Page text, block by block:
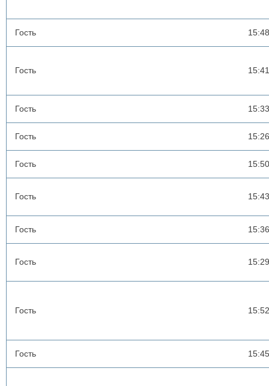
Гость 15:48
Гость 15:41
Гость 15:33
Гость 15:26
Гость 15:50
Гость 15:43
Гость 15:36
Гость 15:29
Гость 15:52
Гость 15:45